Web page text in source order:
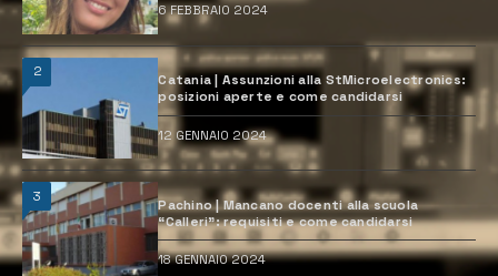
6 FEBBRAIO 2024
2
Catania | Assunzioni alla StMicroelectronics:
posizioni aperte e come candidarsi
12 GENNAIO 2024
3
Pachino | Mancano docenti alla scuola
“Calleri”: requisiti e come candidarsi
18 GENNAIO 2024